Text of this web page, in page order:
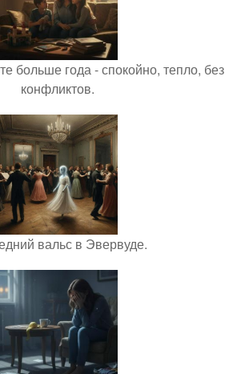
больше года - спокойно, тепло, без
конфликтов.
вальс в Эвервуде.